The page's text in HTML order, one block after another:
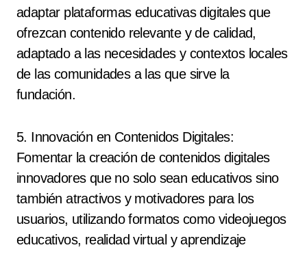
adaptar plataformas educativas digitales que
ofrezcan contenido relevante y de calidad,
adaptado a las necesidades y contextos locales
de las comunidades a las que sirve la
fundación.
5. Innovación en Contenidos Digitales:
Fomentar la creación de contenidos digitales
innovadores que no solo sean educativos sino
también atractivos y motivadores para los
usuarios, utilizando formatos como videojuegos
educativos, realidad virtual y aprendizaje